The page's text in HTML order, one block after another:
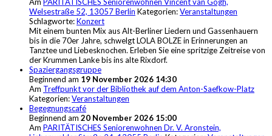
Welsestraße 52, 13057 Berlin Kategorien:Veranstaltungen
Schlagworte:Konzert
Mit einem bunten Mix aus Alt-Berliner Liedern und Gassenhauern
bis in die 70er Jahre, schwelgt LOLA BOLZE in Erinnerungen an
Tanztee und Liebesknochen. Erleben Sie eine spritzige Zeitreise von
der Krummen Lanke bis ins alte Rixdorf.
Spaziergangsgruppe
Beginnend am 19 November 2026 14:30
Am Treffpunkt vor der Bibliothek auf dem Anton-Saefkow-Platz
Kategorien:Veranstaltungen
Begegnungscafé
Beginnend am 20 November 2026 15:00
Am PARITÄTISCHES Seniorenwohnen Dr. V. Aronstein,